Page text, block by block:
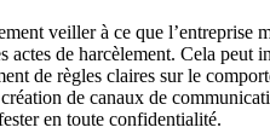
veiller à ce que l’entreprise
actes de harcèlement. Cela peut
de règles claires sur le
de canaux de
en toute confidentialité.